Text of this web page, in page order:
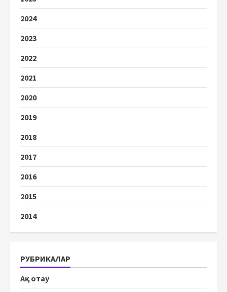
2024
2023
2022
2021
2020
2019
2018
2017
2016
2015
2014
РУБРИКАЛАР
Ақ отау